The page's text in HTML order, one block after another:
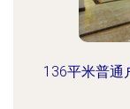
136平米普通